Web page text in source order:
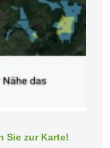
Sie zur Karte!